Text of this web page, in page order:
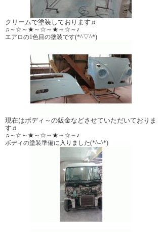
クリームで塗装しております♬
♫～☆～★～☆～★～☆～♪
エアロの1色目の塗装です(*^▽^*)
現在はボディ～の鈑金などさせていただいておりま
す♬
♫～☆～★～☆～★～☆～♪
ボディの塗装準備に入りました(*^-^*)